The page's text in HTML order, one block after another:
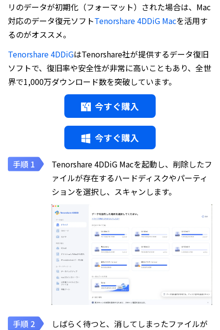
リのデータが初期化（フォーマット）された場合は、Mac
対応のデータ復元ソフトTenorshare 4DDiG Macを活用す
るのがオススメ。
Tenorshare 4DDiGはTenorshare社が提供するデータ復旧
ソフトで、復旧率や安全性が非常に高いこともあり、全世
界で1,000万ダウンロード数を突破しています。
今すぐ購入
今すぐ購入
Tenorshare 4DDiG Macを起動し、削除したフ
ァイルが存在するハードディスクやパーティ
ションを選択し、スキャンします。
しばらく待つと、消してしまったファイルが